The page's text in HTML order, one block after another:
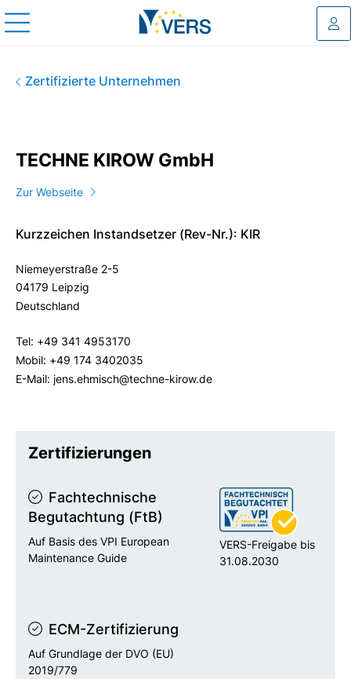
Zertifizierte Unternehmen
TECHNE KIROW GmbH
TECHNE KIROW GmbH
Zur Webseite
Kurzzeichen Instandsetzer (Rev-Nr.): KIR
Niemeyerstraße 2-5
04179 Leipzig
Deutschland
Tel: +49 341 4953170
Mobil: +49 174 3402035
E-Mail: jens.ehmisch@techne-kirow.de
Zertifizierungen
Fachtechnische
Begutachtung (FtB)
Auf Basis des VPI European
Maintenance Guide
VERS-Freigabe bis
31.08.2030
ECM-Zertifizierung
Auf Grundlage der DVO (EU)
2019/779